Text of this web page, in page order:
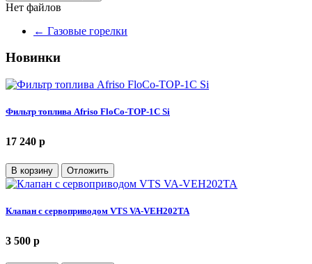
Нет файлов
← Газовые горелки
Новинки
Фильтр топлива Afriso FloCo-TOP-1С Si
17 240 p
В корзину Отложить
Клапан с сервоприводом VTS VA-VEH202TA
3 500 p